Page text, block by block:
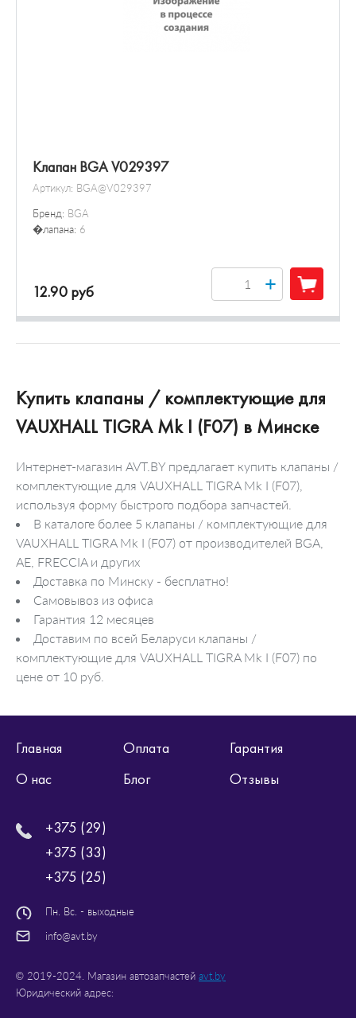
Клапан BGA V029397
Артикул: BGA@V029397
Бренд: BGA
�лапана: 6
12.90 руб +
Купить клапаны / комплектующие для
VAUXHALL TIGRA Mk I (F07) в Минске
Интернет-магазин AVT.BY предлагает купить клапаны /
комплектующие для VAUXHALL TIGRA Mk I (F07),
используя форму быстрого подбора запчастей.
В каталоге более 5 клапаны / комплектующие для
VAUXHALL TIGRA Mk I (F07) от производителей BGA,
AE, FRECCIA и других
Доставка по Минску - бесплатно!
Самовывоз из офиса
Гарантия 12 месяцев
Доставим по всей Беларуси клапаны /
комплектующие для VAUXHALL TIGRA Mk I (F07) по
цене от 10 руб.
Главная Оплата
Гарантия
О нас
Блог Отзывы
+375 (29)
+375 (33)
+375 (25)
Пн. Вс. - выходные
info@avt.by
© 2019-2024. Магазин автозапчастей avt.by
Юридический адрес: